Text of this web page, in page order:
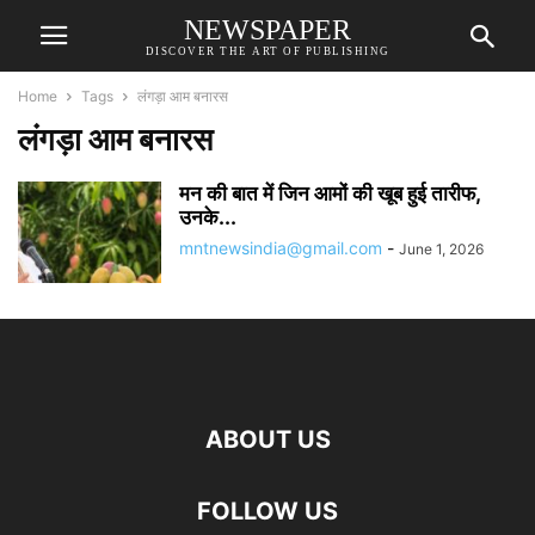
NEWSPAPER
DISCOVER THE ART OF PUBLISHING
Home Tags लंगड़ा आम बनारस
लंगड़ा आम बनारस
मन की बात में जिन आमों की खूब हुई तारीफ,
उनके...
mntnewsindia@gmail.com - June 1, 2026
ABOUT US
FOLLOW US